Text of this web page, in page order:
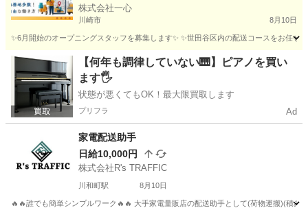
株式会社一心
川崎市 8月10日
✨6月開始のオープニングスタッフを募集します✨ ✨世田谷区内の配送コースをお任
神奈川 ドライバー 東京 世田谷区 ドライバー
オープニング
【何年も調律していない🎹】ピアノを買い
ます🖐️
状態が悪くてもOK！最大限買取します
プリフラ Ad
家電配送助手
日給10,000円
株式会社R's TRAFFIC
川和町駅 8月10日
🔥🔥誰でも簡単シンプルワーク🔥🔥 大手家電量販店の配送助手として(荷物運搬)(積